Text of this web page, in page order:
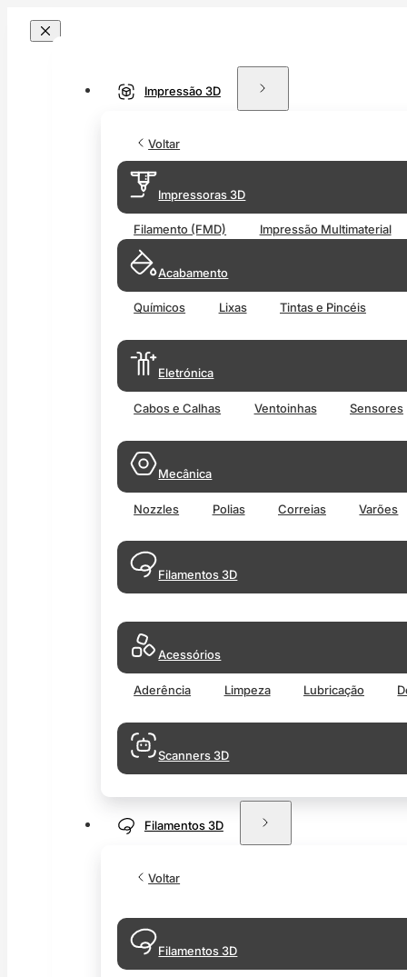
Impressão 3D
Voltar
Impressoras 3D
Filamento (FMD) Impressão Multimaterial
Acabamento
Químicos Lixas Tintas e Pincéis
Eletrónica
Cabos e Calhas Ventoinhas Sensores
Mecânica
Nozzles Polias Correias Varões
Filamentos 3D
Acessórios
Aderência Limpeza Lubricação
Scanners 3D
Filamentos 3D
Voltar
Filamentos 3D